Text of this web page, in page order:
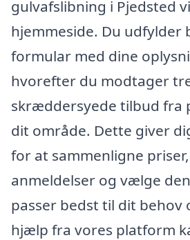
gulvafslibning i Pjedsted
hjemmeside. Du udfylder
formular med dine
hvorefter du modtager
skræddersyede tilbud fra
dit område. Dette giver
for at sammenligne
anmeldelser og vælge
passer bedst til dit behov
hjælp fra vores platform